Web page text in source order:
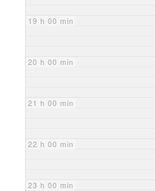
19 h 00 min
20 h 00 min
21 h 00 min
22 h 00 min
23 h 00 min